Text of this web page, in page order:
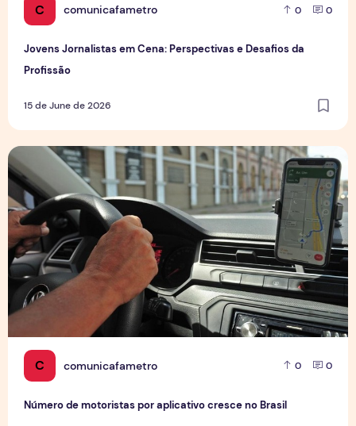
C comunicafametro 0 0
Jovens Jornalistas em Cena: Perspectivas e Desafios da
Profissão
15 de June de 2026
C comunicafametro 0 0
Número de motoristas por aplicativo cresce no Brasil
Número de motoristas por aplicativo cresce no Brasil